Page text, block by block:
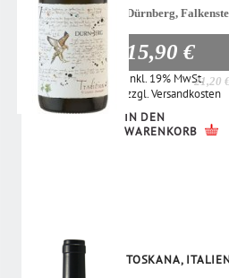
Dürnberg,
15,90 €
21,20
Inkl. 19% MwSt.
zzgl.Versandkosten
IN DEN
WARENKORB
TOSKANA,